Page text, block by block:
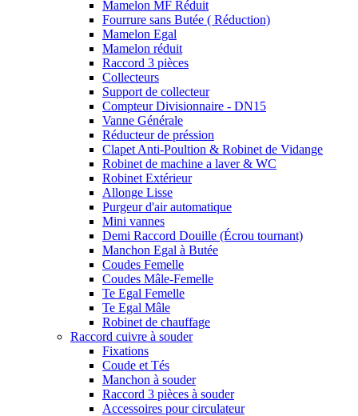
Mamelon MF Réduit
Fourrure sans Butée ( Réduction)
Mamelon Egal
Mamelon réduit
Raccord 3 pièces
Collecteurs
Support de collecteur
Compteur Divisionnaire - DN15
Vanne Générale
Réducteur de préssion
Clapet Anti-Poultion & Robinet de Vidange
Robinet de machine a laver & WC
Robinet Extérieur
Allonge Lisse
Purgeur d'air automatique
Mini vannes
Demi Raccord Douille (Écrou tournant)
Manchon Egal à Butée
Coudes Femelle
Coudes Mâle-Femelle
Te Egal Femelle
Te Egal Mâle
Robinet de chauffage
Raccord cuivre à souder
Fixations
Coude et Tés
Manchon à souder
Raccord 3 pièces à souder
Accessoires pour circulateur